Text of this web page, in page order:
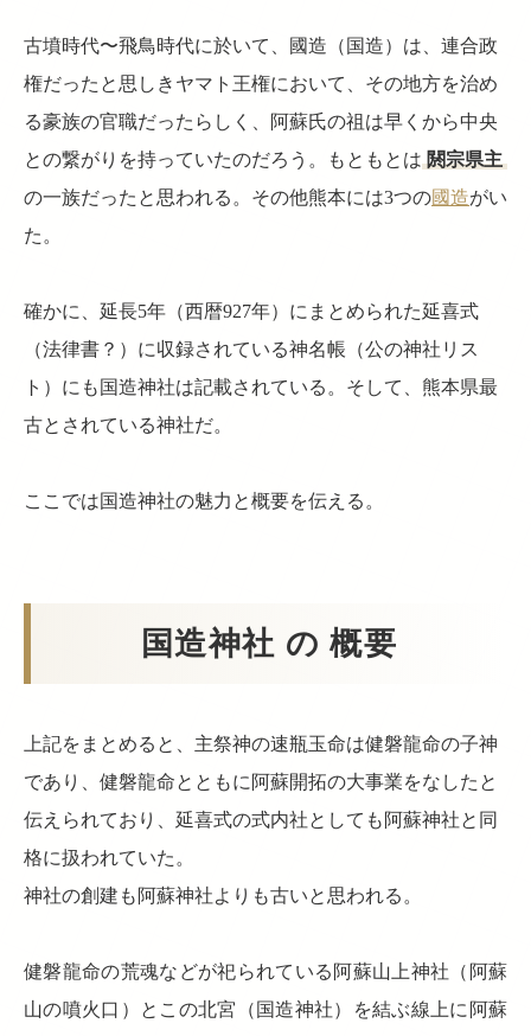
古墳時代〜飛鳥時代に於いて、國造（国造）は、連合政
権だったと思しきヤマト王権において、その地方を治め
る豪族の官職だったらしく、阿蘇氏の祖は早くから中央
との繋がりを持っていたのだろう。もともとは 閼宗県主
の一族だったと思われる。その他熊本には3つの國造がい
た。
確かに、延長5年（西暦927年）にまとめられた延喜式
（法律書？）に収録されている神名帳（公の神社リス
ト）にも国造神社は記載されている。そして、熊本県最
古とされている神社だ。
ここでは国造神社の魅力と概要を伝える。
国造神社 の 概要
上記をまとめると、主祭神の速瓶玉命は健磐龍命の子神
であり、健磐龍命とともに阿蘇開拓の大事業をなしたと
伝えられており、延喜式の式内社としても阿蘇神社と同
格に扱われていた。
神社の創建も阿蘇神社よりも古いと思われる。
健磐龍命の荒魂などが祀られている阿蘇山上神社（阿蘇
山の噴火口）とこの北宮（国造神社）を結ぶ線上に阿蘇